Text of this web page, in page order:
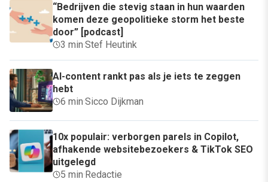
“Bedrijven die stevig staan in hun waarden
komen deze geopolitieke storm het beste
door” [podcast]
3 min·Stef Heutink
AI-content rankt pas als je iets te zeggen
hebt
6 min·Sicco Dijkman
10x populair: verborgen parels in Copilot,
afhakende websitebezoekers & TikTok SEO
uitgelegd
5 min·Redactie